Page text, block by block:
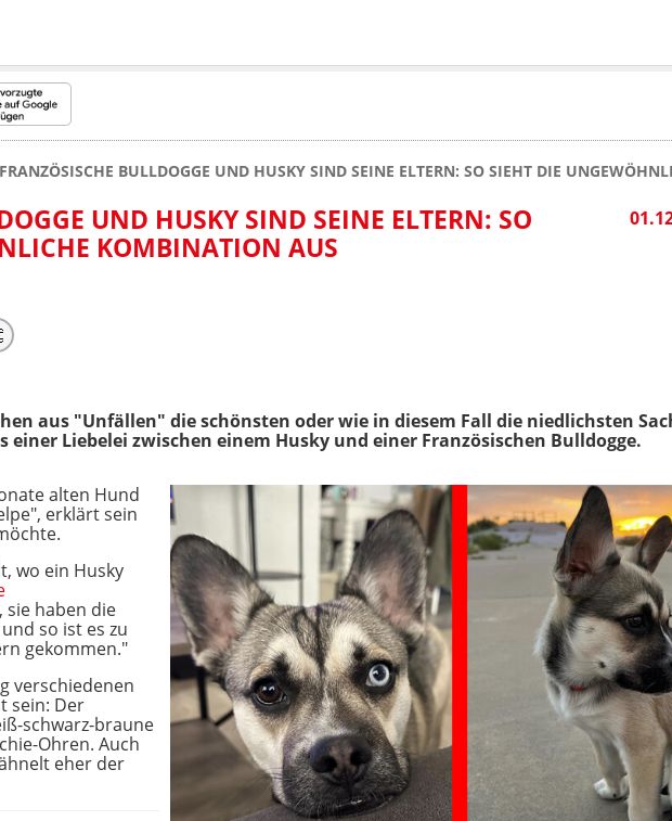
FRANZÖSISCHE BULLDOGGE UND HUSKY SIND SEINE ELTERN: SO SIEHT DIE
UND HUSKY SIND SEINE ELTERN: SO
KOMBINATION AUS
aus "Unfällen" die schönsten oder wie in diesem Fall die niedlichsten
einer Liebelei zwischen einem Husky und einer Französischen Bulldogge.
alten Hund
erklärt sein
wo ein Husky
sie haben die
so ist es zu
gekommen."
verschiedenen
sein: Der
schwarz-braune
Ohren. Auch
eher der